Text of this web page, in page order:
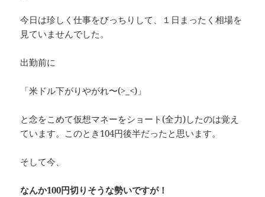
今日は珍しく仕事をびっちりして、１日まったく相場を
見ていませんでした。
出勤前に
「米ドル下がりやがれ〜(>_<)」
と念をこめて仮想マネーをショート(全力)したのは覚え
ています。このとき104円後半だったと思います。
そして今、
なんか100円切りそうな勢いですが！